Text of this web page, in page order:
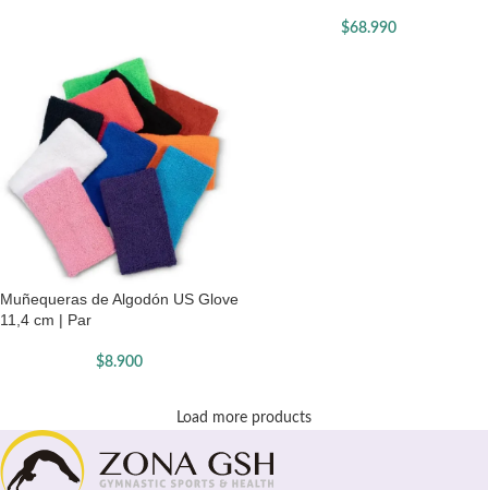
$68.990
Muñequeras de Algodón US Glove
11,4 cm | Par
$8.900
Load more products